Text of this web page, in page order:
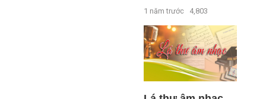
1 năm trước 4,803